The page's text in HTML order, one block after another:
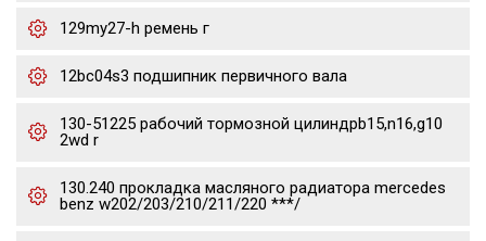
129my27-h ремень г
12bc04s3 подшипник первичного вала
130-51225 рабочий тормозной цилиндрb15,n16,g10
2wd r
130.240 прокладка масляного радиатора mercedes
benz w202/203/210/211/220 ***/